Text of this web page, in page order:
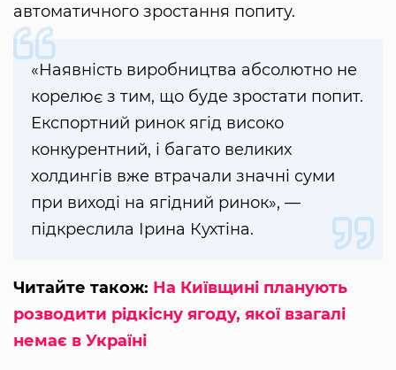
автоматичного зростання попиту.
«Наявність виробництва абсолютно не
корелює з тим, що буде зростати попит.
Експортний ринок ягід високо
конкурентний, і багато великих
холдингів вже втрачали значні суми
при виході на ягідний ринок», —
підкреслила Ірина Кухтіна.
Читайте також: На Київщині планують
розводити рідкісну ягоду, якої взагалі
немає в Україні